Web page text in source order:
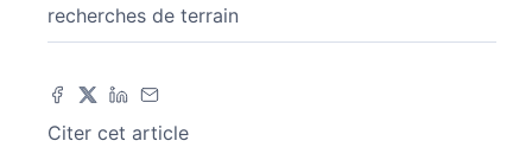
recherches de terrain
Citer cet article